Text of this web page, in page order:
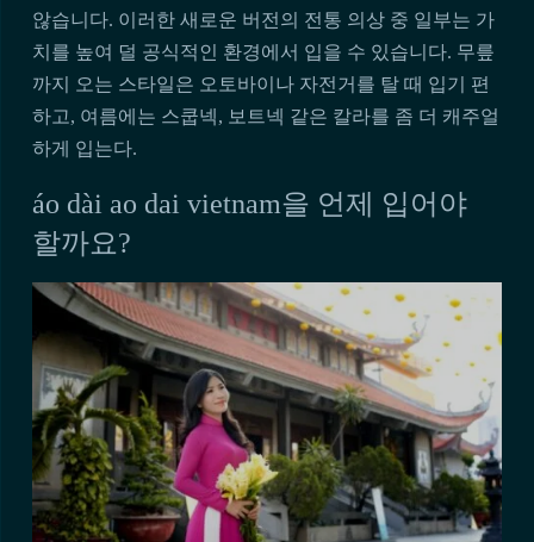
않습니다. 이러한 새로운 버전의 전통 의상 중 일부는 가
치를 높여 덜 공식적인 환경에서 입을 수 있습니다. 무릎
까지 오는 스타일은 오토바이나 자전거를 탈 때 입기 편
하고, 여름에는 스쿱넥, 보트넥 같은 칼라를 좀 더 캐주얼
하게 입는다.
áo dài ao dai vietnam을 언제 입어야
할까요?